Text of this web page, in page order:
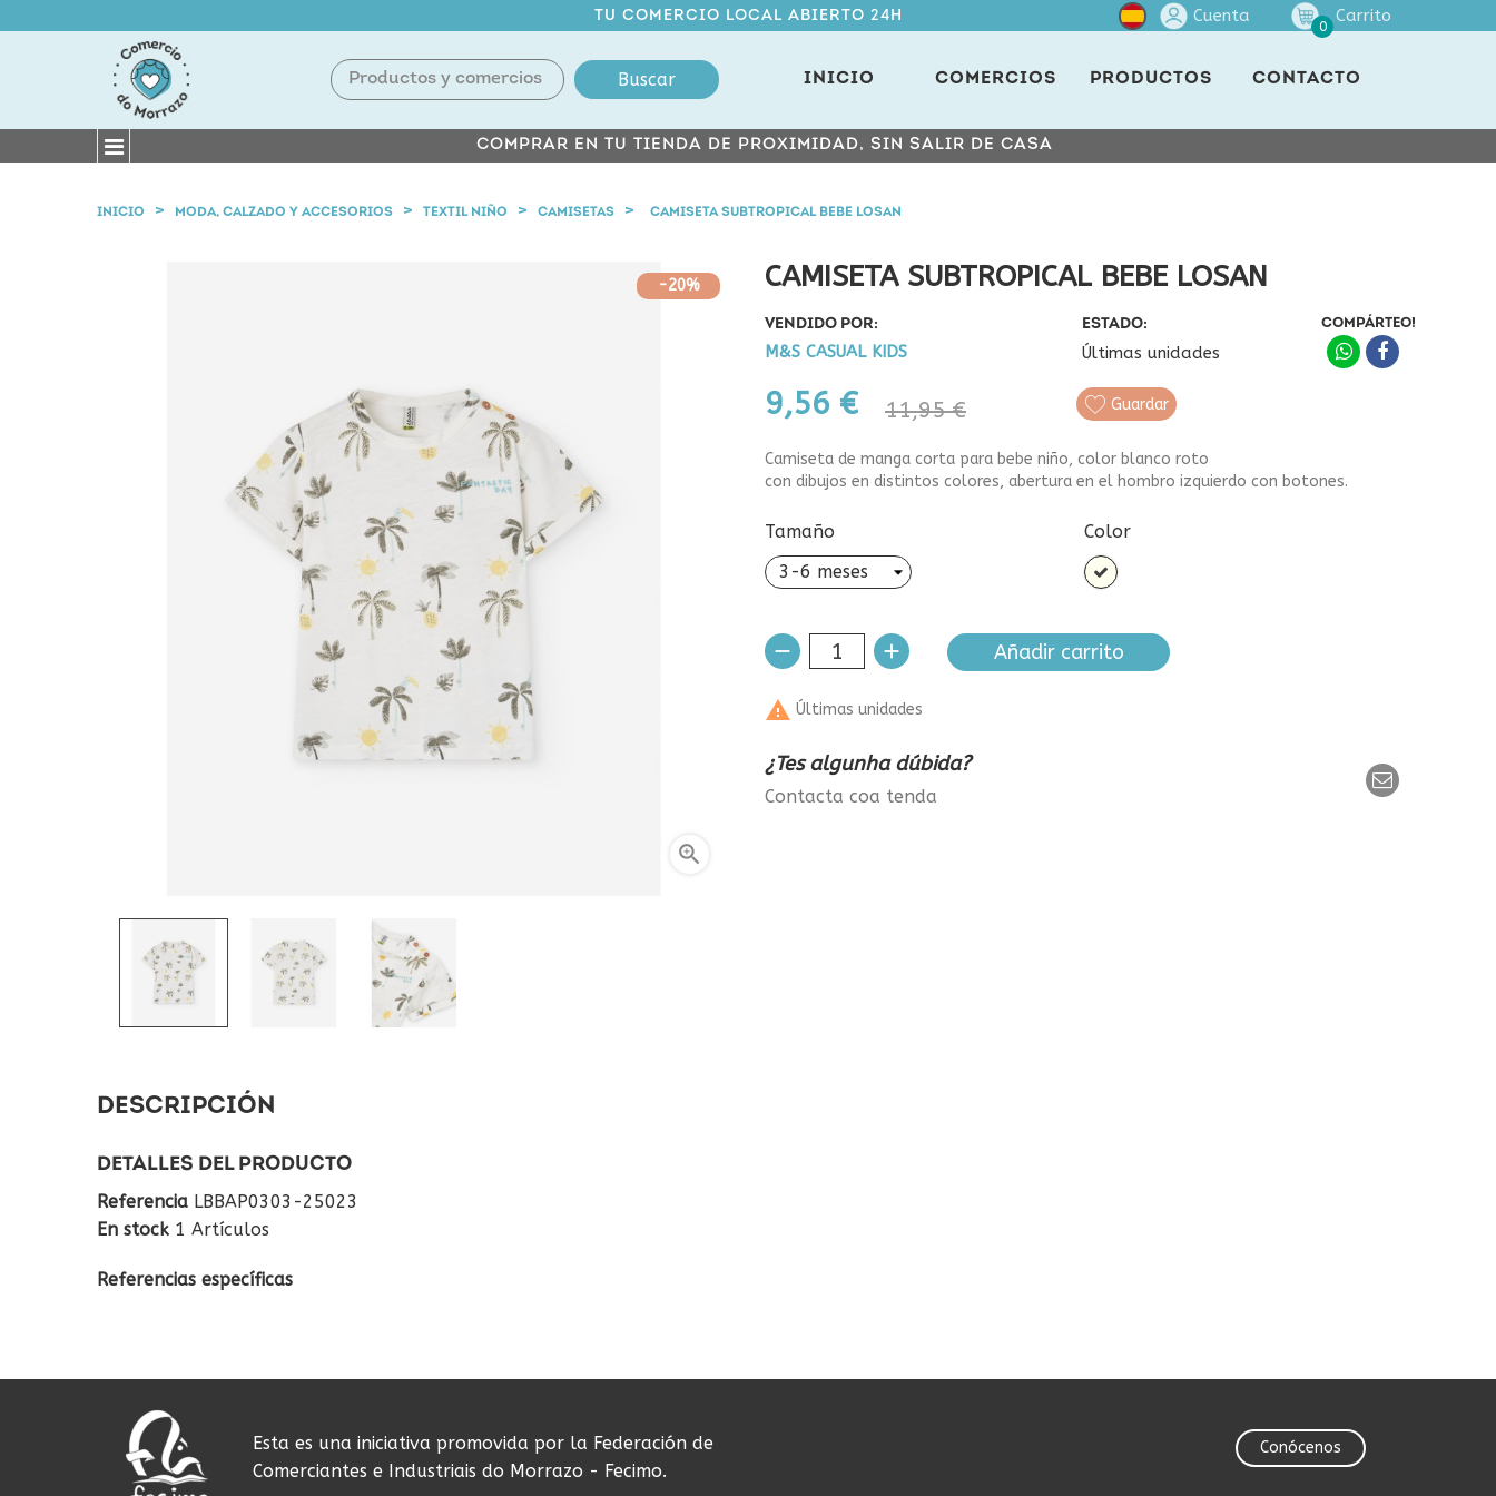
TU COMERCIO LOCAL ABIERTO 24H Cuenta
0
Carrito
Buscar INICIO COMERCIOS PRODUCTOS CONTACTO
COMPRAR EN TU TIENDA DE PROXIMIDAD, SIN SALIR DE CASA
INICIO MODA, CALZADO Y ACCESORIOS TEXTIL NIÑO CAMISETAS CAMISETA SUBTROPICAL BEBE LOSAN
-20%

CAMISETA SUBTROPICAL BEBE LOSAN
VENDIDO POR:
M&S CASUAL KIDS
ESTADO:
Últimas unidades
9,56 € 11,95 €
COMPÁRTEO!
Guardar
Camiseta de manga corta para bebe niño, color blanco roto
con dibujos en distintos colores, abertura en el hombro izquierdo con botones.
Tamaño Color
Blanco
roto
Añadir carrito
 Últimas unidades
¿Tes algunha dúbida?
Contacta coa tenda
DESCRIPCIÓN
DETALLES DEL PRODUCTO
Referencia LBBAP0303-25023
En stock 1 Artículos
Referencias específicas
Esta es una iniciativa promovida por la Federación de
Comerciantes e Industriais do Morrazo - Fecimo.
Conócenos